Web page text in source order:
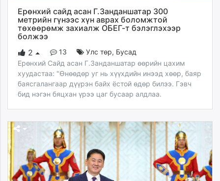
mnb.mn
Livetv.mn
Eguur.mn
24tsag.mn
shuud.mn
eagle.mn
ergelt.mn
zarig.mn
zuv.mn
mminfo.mn
ugluu.mn
urlag.mn
unen.mn
Ерөнхий сайд асан Г.Занданшатар 300
метрийн гүнээс хүн аврах боломжтой
төхөөрөмж захиалж ОБЕГ-т бэлэглэхээр
болжээ
2
13 Улс төр, Бусад
Ерөнхий Сайд асан Г.Занданшатар өөрийн цахим
хуудастаа: "Өнөөдөр уг нь хүүхдийн инээд хөөр, баяр
баясгалангаар дүүрэн байх ёстой өдөр билээ. Гэвч
бид нэгэн бяцхан үрээ цаг бусаар алдлаа.